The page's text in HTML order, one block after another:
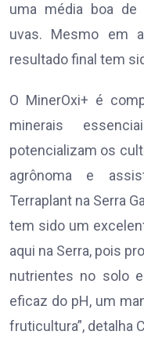
uma média boa de
uvas. Mesmo em
resultado final tem
O MinerOxi+ é
minerais
potencializam os
agrônoma e
Terraplant na Serra
tem sido um
aqui na Serra, pois
nutrientes no solo
eficaz do pH, um
fruticultura”, detalha